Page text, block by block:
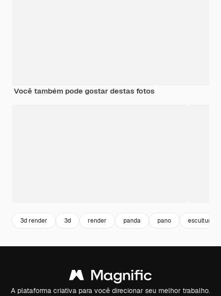
Você também pode gostar destas fotos
3d render 3d render panda pano escultura
A plataforma criativa para você direcionar seu melhor trabalho.